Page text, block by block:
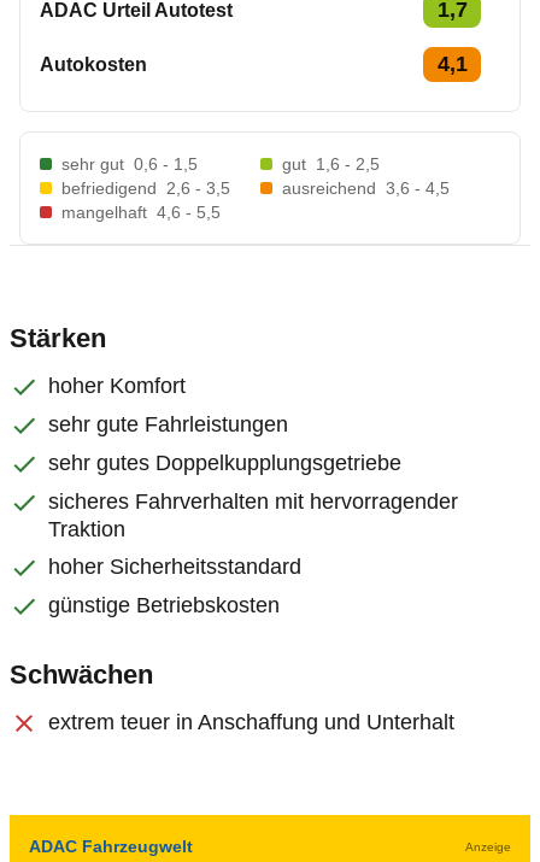
ADAC Urteil Autotest 1,7
Autokosten 4,1
sehr gut 0,6 - 1,5 gut 1,6 - 2,5
befriedigend
2,6 - 3,5 ausreichend 3,6 - 4,5
mangelhaft 4,6 - 5,5
Stärken
hoher Komfort
sehr gute Fahrleistungen
sehr gutes Doppelkupplungsgetriebe
sicheres Fahrverhalten mit hervorragender
Traktion
hoher Sicherheitsstandard
günstige Betriebskosten
Schwächen
extrem teuer in Anschaffung und Unterhalt
ADAC Fahrzeugwelt Anzeige